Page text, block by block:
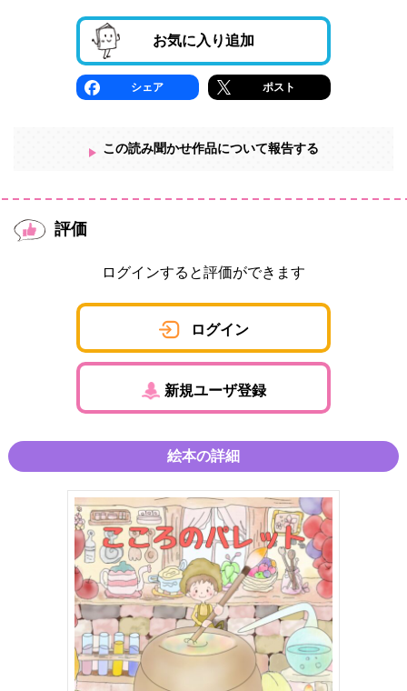
お気に入り追加
シェア ポスト
この読み聞かせ作品について報告する
評価
ログインすると評価ができます
ログイン
新規ユーザ登録
絵本の詳細